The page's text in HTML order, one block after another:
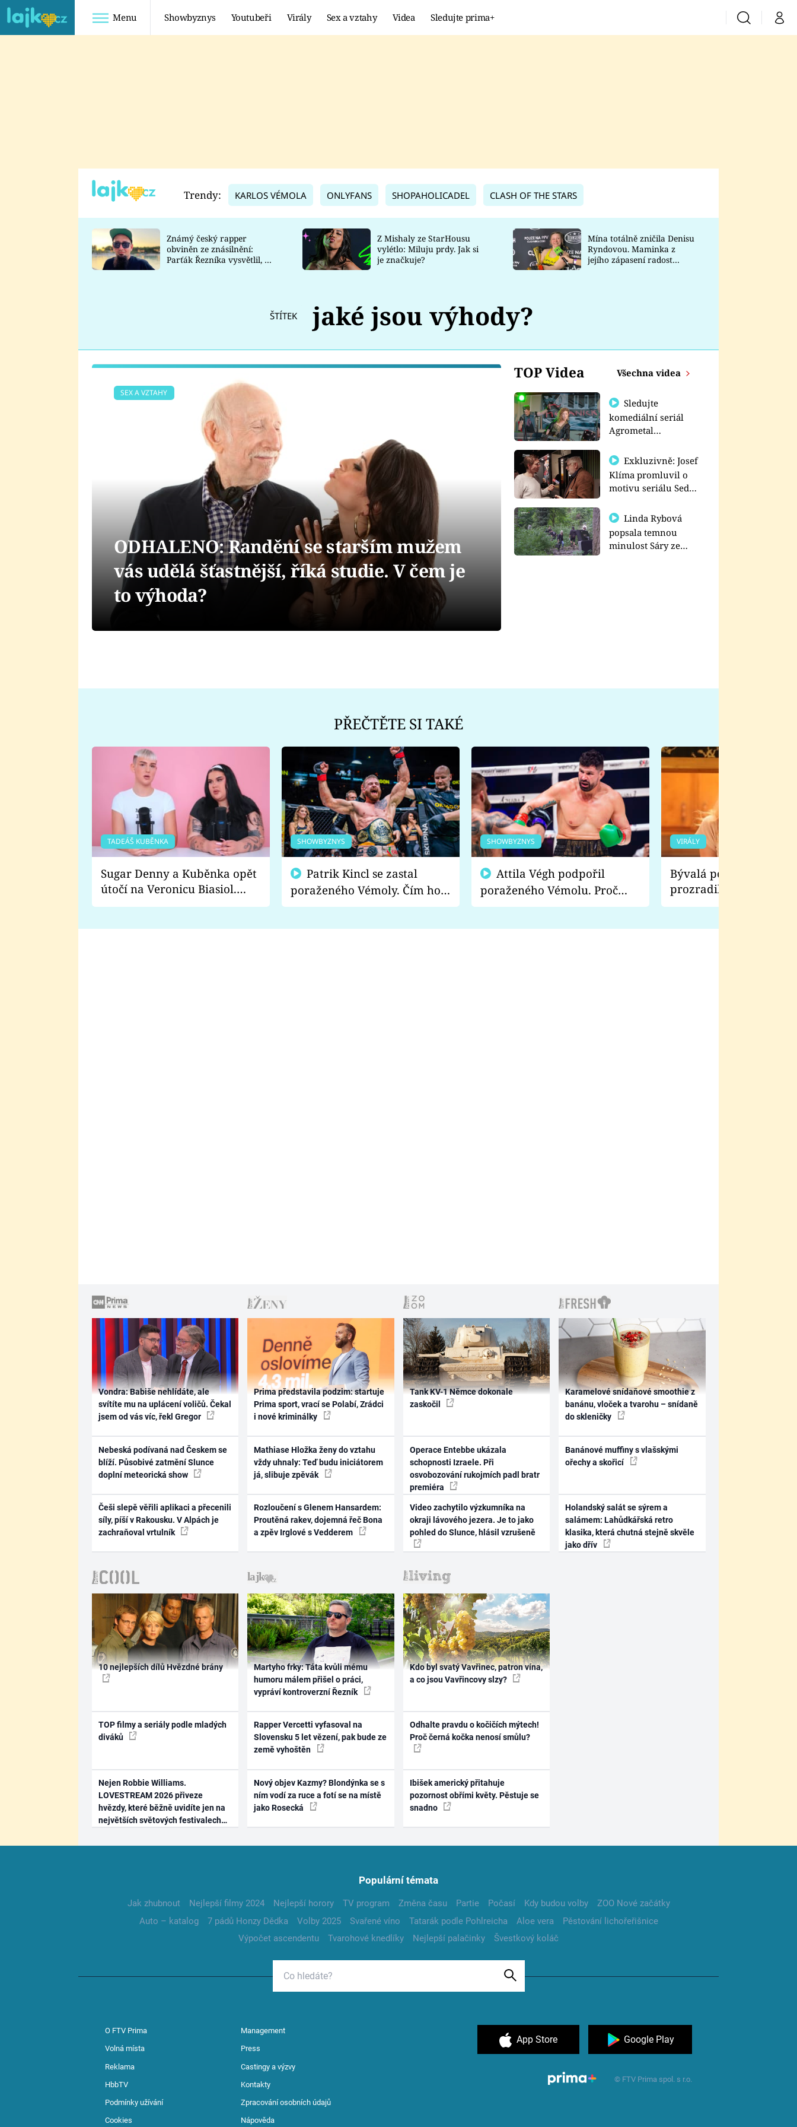
Menu Showbyznys Youtubeři Virály Sex a vztahy Videa Sledujte prima+ VyhledáváníMůj
TADEÁŠ KUBĚNKA
DATEL
Prima Lajk
Sledujte nás
Trendy: KARLOS VÉMOLA ONLYFANS SHOPAHOLICADEL CLASH OF THE STARS
Známý český rapper
obviněn ze znásilnění:
Parťák Řezníka vysvětlil, co
Z Mishaly ze StarHousu
vylétlo: Miluju prdy. Jak si
je značkuje?
Mína totálně zničila Denisu
Ryndovou. Maminka z
jejího zápasení radost
ŠTÍTEK jaké jsou výhody?
TOP Videa Všechna videa
Sledujte
komediální seriál
Agrometal
prima+
Exkluzivně: Josef
Klíma promluvil o
motivu seriálu Sedm
Linda Rybová
popsala temnou
minulost Sáry ze
SEX A VZTAHY
ODHALENO: Randění se starším mužem
vás udělá šťastnější, říká studie. V čem je
to výhoda?
PŘEČTĚTE SI TAKÉ
TADEÁŠ KUBĚNKA
Sugar Denny a Kuběnka opět
útočí na Veronicu Biasiol.
Proč je podle nich falešná a
SHOWBYZNYS
poraženého Vémoly. Čím ho
fanoušci naštvali?
SHOWBYZNYS
poraženého Vémolu. Proč
chce raději zápasit s ním než
VIRÁLY
Bývalá pornoherečka
prozradila, co ji
natáčení Euforie.
Vondra: Babiše nehlídáte, ale
svítíte mu na uplácení voličů. Čekal
jsem od vás víc, řekl Gregor
Nebeská podívaná nad Českem se
blíží. Působivé zatmění Slunce
doplní meteorická show
Češi slepě věřili aplikaci a přecenili
síly, píší v Rakousku. V Alpách je
zachraňoval vrtulník
Prima představila podzim: startuje
Prima sport, vrací se Polabí, Zrádci
i nové kriminálky
Mathiase Hložka ženy do vztahu
vždy uhnaly: Teď budu iniciátorem
já, slibuje zpěvák
Rozloučení s Glenem Hansardem:
Proutěná rakev, dojemná řeč Bona
a zpěv Irglové s Vedderem
Tank KV-1 Němce dokonale
zaskočil
Operace Entebbe ukázala
schopnosti Izraele. Při
osvobozování rukojmích padl bratr
premiéra
Video zachytilo výzkumníka na
okraji lávového jezera. Je to jako
pohled do Slunce, hlásil vzrušeně
Karamelové snídaňové smoothie z
banánu, vloček a tvarohu – snídaně
do skleničky
Banánové muffiny s vlašskými
ořechy a skořicí
Holandský salát se sýrem a
salámem: Lahůdkářská retro
klasika, která chutná stejně skvěle
jako dřív
10 nejlepších dílů Hvězdné brány
TOP filmy a seriály podle mladých
diváků
Nejen Robbie Williams.
LOVESTREAM 2026 přiveze
hvězdy, které běžně uvidíte jen na
největších světových festivalech
Martyho frky: Táta kvůli mému
humoru málem přišel o práci,
vypráví kontroverzní Řezník
Rapper Vercetti vyfasoval na
Slovensku 5 let vězení, pak bude ze
země vyhoštěn
Nový objev Kazmy? Blondýnka se s
ním vodí za ruce a fotí se na místě
jako Rosecká
Kdo byl svatý Vavřinec, patron vína,
a co jsou Vavřincovy slzy?
Odhalte pravdu o kočičích mýtech!
Proč černá kočka nenosí smůlu?
Ibišek americký přitahuje
pozornost obřími květy. Pěstuje se
snadno
Populární témata
Jak zhubnout Nejlepší filmy 2024 Nejlepší horory TV program Změna času Partie Počasí Kdy budou volby
ZOO Nové začátky
Auto – katalog
7 pádů Honzy Dědka Volby 2025 Svařené víno Tatarák podle Pohlreicha Aloe vera
Pěstování lichořeřišnice
Výpočet ascendentu
Tvarohové knedlíky Nejlepší palačinky Švestkový koláč
O FTV Prima Management
Volná místa Press
Reklama Castingy a výzvy
HbbTV Kontakty
Podmínky užívání Zpracování osobních údajů
Cookies Nápověda
App Store Google Play
© FTV Prima spol. s r.o.